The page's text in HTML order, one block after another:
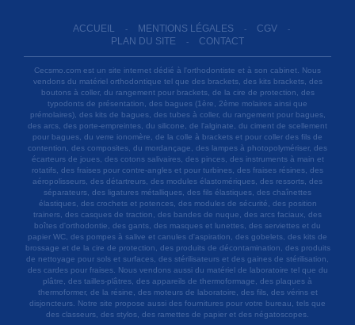
ACCUEIL - MENTIONS LÉGALES - CGV -
PLAN DU SITE - CONTACT
Cecsmo.com est un site internet dédié à l'orthodontiste et à son cabinet. Nous
vendons du matériel orthodontique tel que des brackets, des kits brackets, des
boutons à coller, du rangement pour brackets, de la cire de protection, des
typodonts de présentation, des bagues (1ère, 2ème molaires ainsi que
prémolaires), des kits de bagues, des tubes à coller, du rangement pour bagues,
des arcs, des porte-empreintes, du silicone, de l'alginate, du ciment de scellement
pour bagues, du verre ionomère, de la colle à brackets et pour coller des fils de
contention, des composites, du mordançage, des lampes à photopolymériser, des
écarteurs de joues, des cotons salivaires, des pinces, des instruments à main et
rotatifs, des fraises pour contre-angles et pour turbines, des fraises résines, des
aéropolisseurs, des détartreurs, des modules élastomériques, des ressorts, des
séparateurs, des ligatures métalliques, des fils élastiques, des chaînettes
élastiques, des crochets et potences, des modules de sécurité, des position
trainers, des casques de traction, des bandes de nuque, des arcs faciaux, des
boîtes d'orthodontie, des gants, des masques et lunettes, des serviettes et du
papier WC, des pompes à salive et canules d'aspiration, des gobelets, des kits de
brossage et de la cire de protection, des produits de décontamination, des produits
de nettoyage pour sols et surfaces, des stérilisateurs et des gaines de stérilisation,
des cardes pour fraises. Nous vendons aussi du matériel de laboratoire tel que du
plâtre, des tailles-plâtres, des appareils de thermoformage, des plaques à
thermoformer, de la résine, des moteurs de laboratoire, des fils, des vérins et
disjoncteurs. Notre site propose aussi des fournitures pour votre bureau, tels que
des classeurs, des stylos, des ramettes de papier et des négatoscopes.